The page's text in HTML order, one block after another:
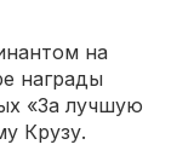
на
награды
«За лучшую
Крузу.